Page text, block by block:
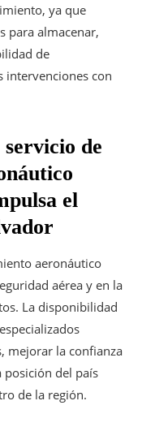
ya que
para almacenar,
de
intervenciones con
de
el
aeronáutico
aérea y en la
La disponibilidad
mejorar la confianza
posición del país
de la región.